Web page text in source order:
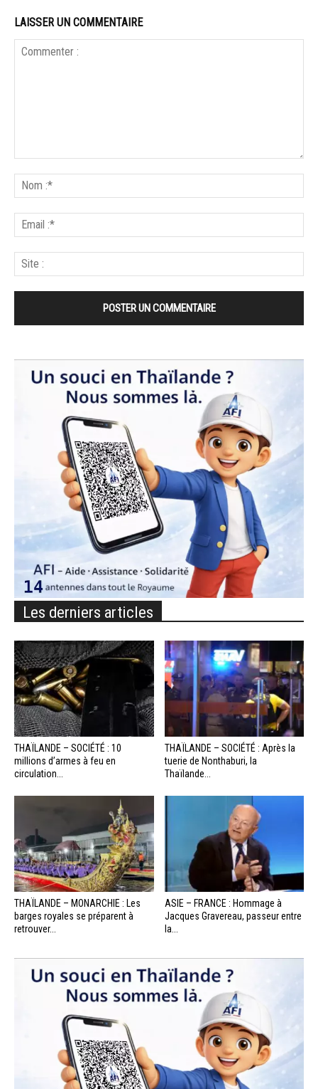
LAISSER UN COMMENTAIRE
Les derniers articles
THAÏLANDE – SOCIÉTÉ : 10
millions d’armes à feu en
circulation...
THAÏLANDE – SOCIÉTÉ : Après la
tuerie de Nonthaburi, la
Thaïlande...
THAÏLANDE – MONARCHIE : Les
barges royales se préparent à
retrouver...
ASIE – FRANCE : Hommage à
Jacques Gravereau, passeur entre
la...